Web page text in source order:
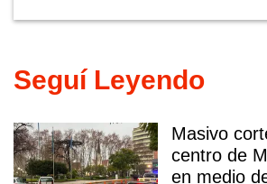
Seguí Leyendo
Masivo
centro de
en medio